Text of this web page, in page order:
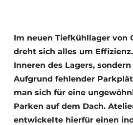
Im neuen Tiefkühllager von
dreht sich alles um
Inneren des Lagers,
Aufgrund fehlender
man sich für eine
Parken auf dem Dach.
entwickelte hierfür einen